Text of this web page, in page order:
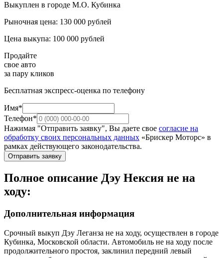
Выкуплен в городе М.О. Кубинка
Рыночная цена: 130 000 рублей
Цена выкупа: 100 000 рублей
Продайте
свое авто
за пару кликов
Бесплатная экспресс-оценка по телефону
Имя*
Телефон*
Нажимая "Отправить заявку", Вы даете свое согласие на
обработку своих персональных данных «Брискер Моторс» в
рамках действующего законодательства.
Отправить заявку
Полное описание Дэу Нексия не на
ходу:
Дополнительная информация
Срочный выкуп Дэу Леганза не на ходу, осуществлен в городе
Кубинка, Московской области. Автомобиль не на ходу после
продолжительного простоя, заклинил передний левый